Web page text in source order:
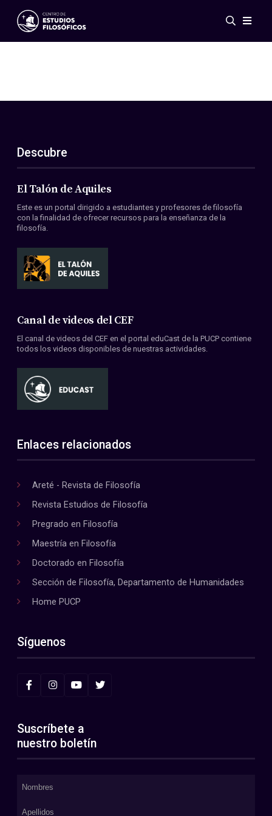
Eventos
ES
EN
Acerca de nosotros
Miembros
Convenios
Descubre
El Talón de Aquiles
Este es un portal dirigido a estudiantes y profesores de filosofía
con la finalidad de ofrecer recursos para la enseñanza de la
filosofía.
Canal de videos del CEF
El canal de videos del CEF en el portal eduCast de la PUCP contiene
todos los videos disponibles de nuestras actividades.
Enlaces relacionados
Areté - Revista de Filosofía
Revista Estudios de Filosofía
Pregrado en Filosofía
Maestría en Filosofía
Doctorado en Filosofía
Sección de Filosofía, Departamento de Humanidades
Home PUCP
Síguenos
Suscríbete a
nuestro boletín